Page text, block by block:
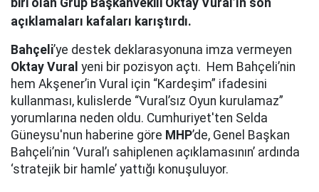
biri olan Grup Başkanvekili Oktay Vural’ın son
açıklamaları kafaları karıştırdı.
Bahçeli’ye destek deklarasyonuna imza vermeyen
Oktay Vural yeni bir pozisyon açtı. Hem Bahçeli’nin
hem Akşener’in Vural için “Kardeşim” ifadesini
kullanması, kulislerde “Vural’sız Oyun kurulamaz”
yorumlarına neden oldu. Cumhuriyet'ten Selda
Güneysu'nun haberine göre MHP’de, Genel Başkan
Bahçeli’nin ‘Vural’ı sahiplenen açıklamasının’ ardında
‘stratejik bir hamle’ yattığı konuşuluyor.